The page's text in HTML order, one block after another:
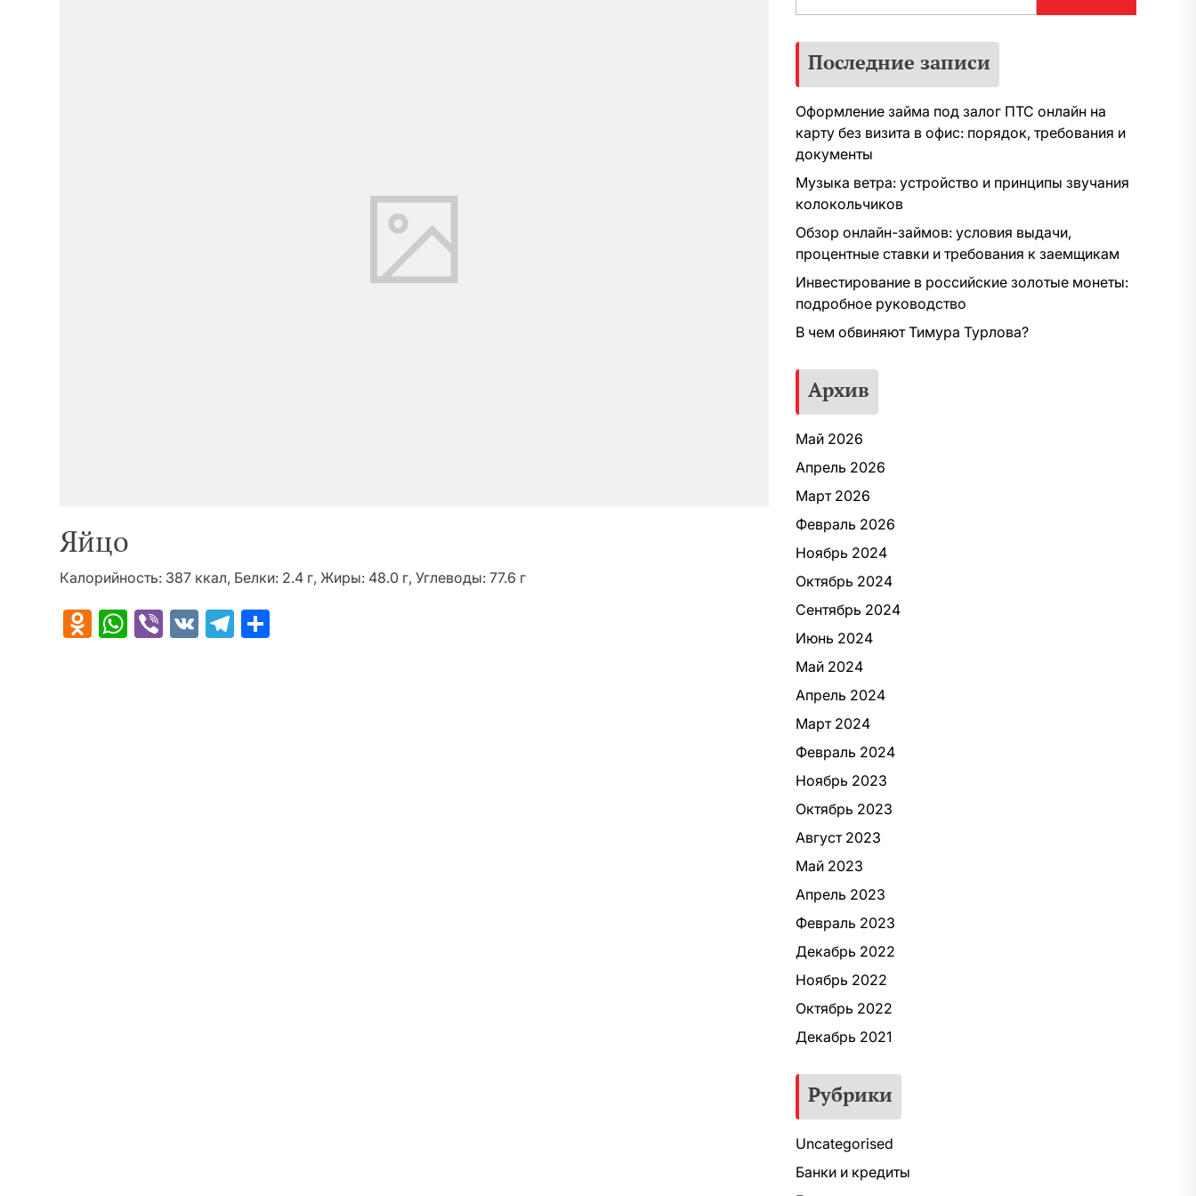
Яйцо
Калорийность: 387 ккал, Белки: 2.4 г, Жиры: 48.0 г, Углеводы: 77.6 г
Odnoklassniki
WhatsApp
Viber
VK Telegram
Последние записи
Оформление займа под залог ПТС онлайн на
карту без визита в офис: порядок, требования и
документы
Музыка ветра: устройство и принципы звучания
колокольчиков
Обзор онлайн-займов: условия выдачи,
процентные ставки и требования к заемщикам
Инвестирование в российские золотые монеты:
подробное руководство
В чем обвиняют Тимура Турлова?
Архив
Май 2026
Апрель 2026
Март 2026
Февраль 2026
Ноябрь 2024
Октябрь 2024
Сентябрь 2024
Июнь 2024
Май 2024
Апрель 2024
Март 2024
Февраль 2024
Ноябрь 2023
Октябрь 2023
Август 2023
Май 2023
Апрель 2023
Февраль 2023
Декабрь 2022
Ноябрь 2022
Октябрь 2022
Декабрь 2021
Рубрики
Uncategorised
Банки и кредиты